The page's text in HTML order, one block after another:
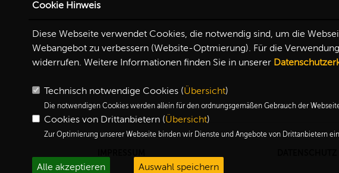
Cookie Hinweis
Diese Webseite verwendet Cookies, die notwendig sind, um die
Webangebot zu verbessern (Website-Optmierung). Für die
widerrufen. Weitere Informationen finden Sie in unserer
Technisch notwendige Cookies (Übersicht)
Die notwendigen Cookies werden allein für den ordnungsgemäßen Gebrauch der
Cookies von Drittanbietern (Übersicht)
Zur Optimierung unserer Webseite binden wir Dienste und Angebote von Drittanbietern
Alle akzeptieren Auswahl speichern